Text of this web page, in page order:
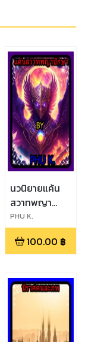
นวนิยายแค้น
สวาทพญา
ปักษา
PHU K.
100.00 ฿